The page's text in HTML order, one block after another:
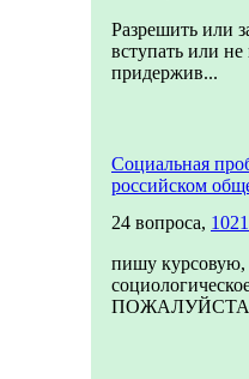
Разрешить или
вступать или не
придержив...
Социальная
российском
24 вопроса,
пишу курсовую,
ПОЖАЛУЙСТА!